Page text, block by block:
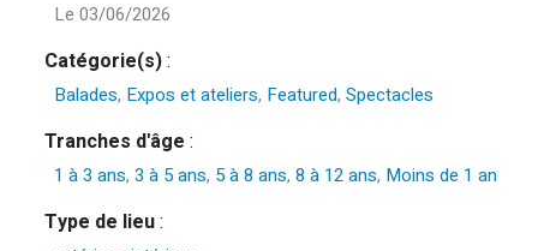
Le 03/06/2026
Catégorie(s):
Balades, Expos et ateliers, Featured,Spectacles
Tranches d'âge :
1 à 3 ans,3 à 5 ans, 5 à 8 ans,8 à 12 ans, Moins de 1 an
Type de lieu: